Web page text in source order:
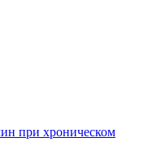
при хроническом